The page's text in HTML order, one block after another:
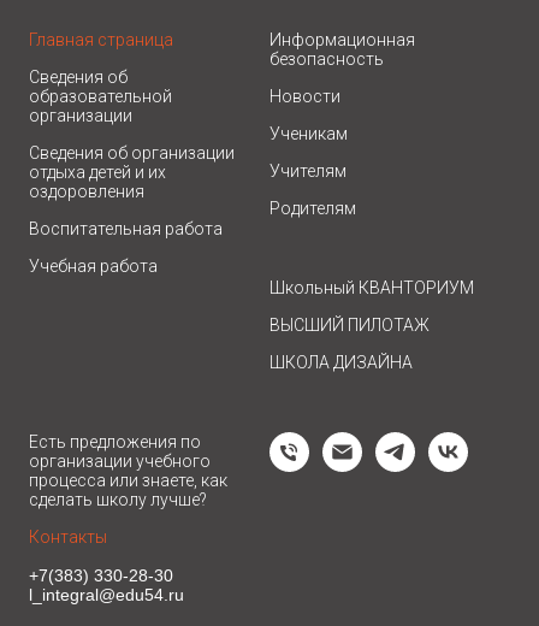
Главная страница
Сведения об
образовательной
организации
Сведения об организации
отдыха детей и их
оздоровления
Воспитательная работа
Учебная работа
Информационная
безопасность
Новости
Ученикам
Учителям
Родителям
Школьный КВАНТОРИУМ
ВЫСШИЙ ПИЛОТАЖ
ШКОЛА ДИЗАЙНА
Есть предложения по
организации учебного
процесса или знаете, как
сделать школу лучше?
Контакты
+7(383) 330-28-30
l_integral@edu54.ru